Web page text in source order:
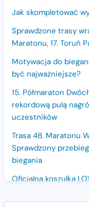
Jak skompletować
Sprawdzone trasy
Maratonu, 17. Toruń
Motywacja do
być najważniejsze?
15. Półmaraton
rekordową pulą
uczestników
Trasa 48. Maratonu
Sprawdzony
biegania
Oficjalna koszulka